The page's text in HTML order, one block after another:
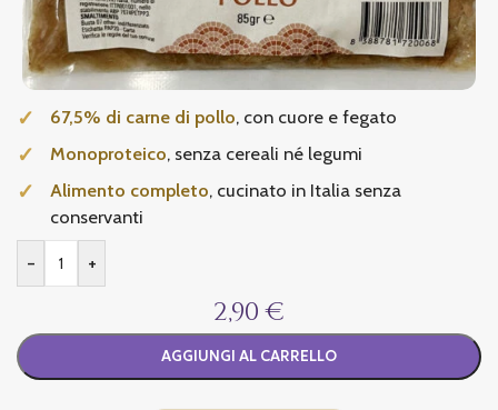
67,5% di carne di pollo, con cuore e fegato
Monoproteico, senza cereali né legumi
Alimento completo, cucinato in Italia senza
conservanti
- +
2,90 €
AGGIUNGI AL CARRELLO